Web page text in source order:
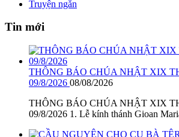
Truyện ngắn
Tin mới
THÔNG BÁO CHÚA NHẬT XIX
09/8/2026 08/08/2026
THÔNG BÁO CHÚA NHẬT XIX
09/8/2026 1. Lễ kính thánh Gioan